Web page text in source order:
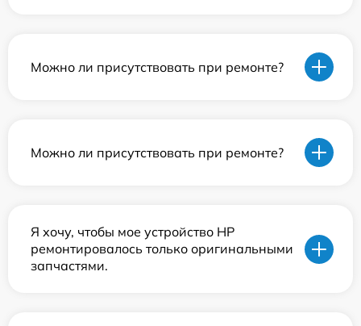
Можно ли присутствовать при ремонте?
Можно ли присутствовать при ремонте?
Я хочу, чтобы мое устройство HP
ремонтировалось только оригинальными
запчастями.